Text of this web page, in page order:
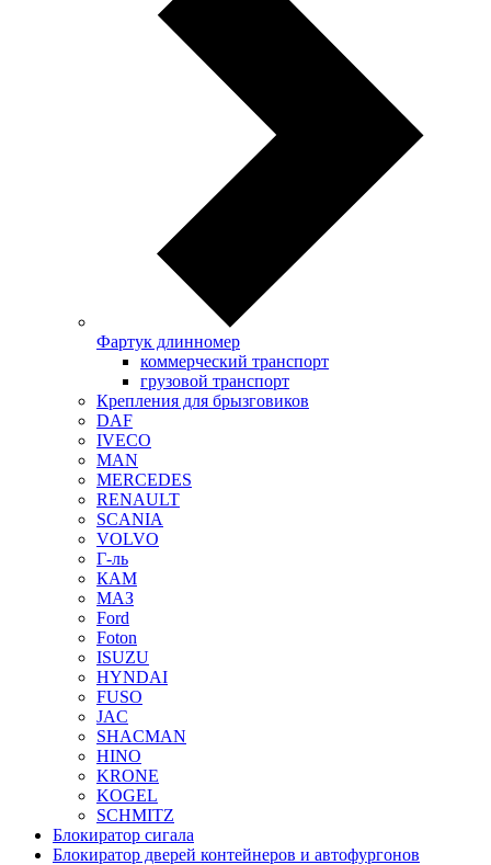
Фартук длинномер
коммерческий транспорт
грузовой транспорт
Крепления для брызговиков
DAF
IVECO
MAN
MERCEDES
RENAULT
SCANIA
VOLVO
Г-ль
КАМ
МАЗ
Ford
Foton
ISUZU
HYNDAI
FUSO
JAC
SHACMAN
HINO
KRONE
KOGEL
SCHMITZ
Блокиратор сигала
Блокиратор дверей контейнеров и автофургонов